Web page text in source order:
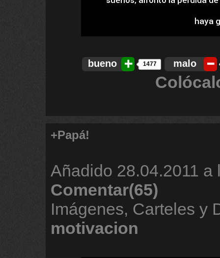
bueno 1477 malo
+Papá!
Añadido 28.04.2011 a
Comentar(65)
Imágenes, Carteles y
motivacion